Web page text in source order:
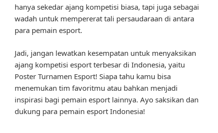
hanya sekedar ajang kompetisi biasa, tapi juga sebagai
wadah untuk mempererat tali persaudaraan di antara
para pemain esport.
Jadi, jangan lewatkan kesempatan untuk menyaksikan
ajang kompetisi esport terbesar di Indonesia, yaitu
Poster Turnamen Esport! Siapa tahu kamu bisa
menemukan tim favoritmu atau bahkan menjadi
inspirasi bagi pemain esport lainnya. Ayo saksikan dan
dukung para pemain esport Indonesia!